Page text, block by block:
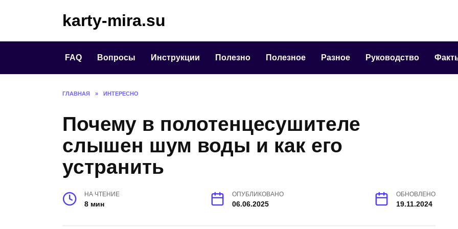
karty-mira.su
FAQ Вопросы Инструкции Полезно Полезное Разное Руководство
ГЛАВНАЯ » ИНТЕРЕСНО
Почему в полотенцесушителе
слышен шум воды и как его
устранить
НА ЧТЕНИЕ
8 мин
ОПУБЛИКОВАНО
06.06.2025
ОБНОВЛЕНО
19.11.2024